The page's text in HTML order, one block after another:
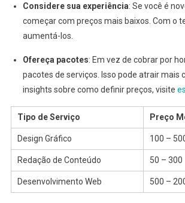
Considere sua experiência: Se você é
começar com preços mais baixos. Com o
aumentá-los.
Ofereça pacotes: Em vez de cobrar por
pacotes de serviços. Isso pode atrair mais
insights sobre como definir preços, visite
Tipo de Serviço Preço
Design Gráfico 100 –
Redação de Conteúdo 50 – 300
Desenvolvimento Web 500 –